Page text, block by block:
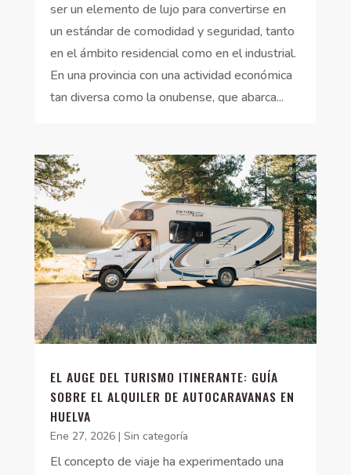
ser un elemento de lujo para convertirse en
un estándar de comodidad y seguridad, tanto
en el ámbito residencial como en el industrial.
En una provincia con una actividad económica
tan diversa como la onubense, que abarca...
EL AUGE DEL TURISMO ITINERANTE: GUÍA
SOBRE EL ALQUILER DE AUTOCARAVANAS EN
HUELVA
Ene 27, 2026| Sin categoría
El concepto de viaje ha experimentado una